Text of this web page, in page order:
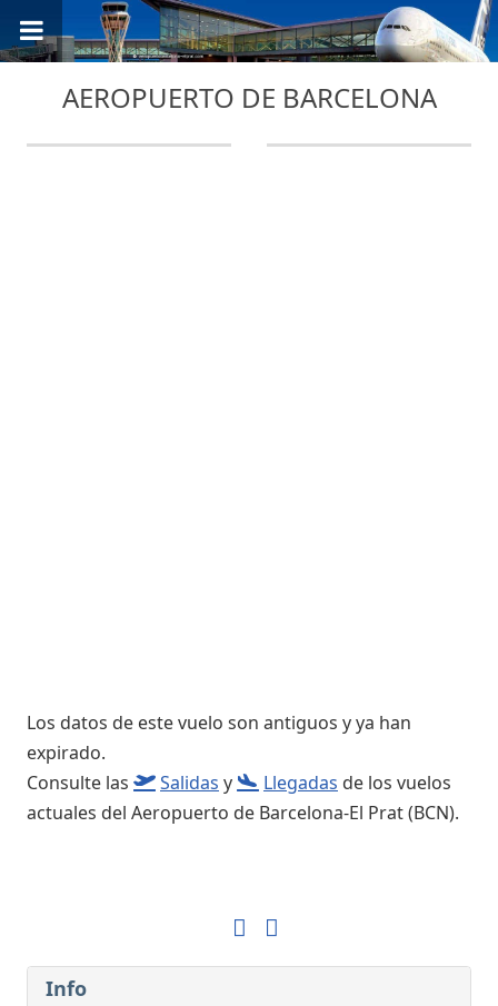
AEROPUERTO DE BARCELONA
Los datos de este vuelo son antiguos y ya han
expirado.
Consulte las
Salidas y Llegadas de los vuelos
actuales del Aeropuerto de Barcelona-El Prat (BCN).
Info